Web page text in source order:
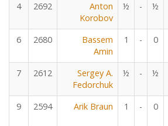
4 2692
Anton
Korobov
½ - ½
6 2680
Bassem
Amin
1 - 0
7 2612
Sergey A.
Fedorchuk
½ - ½
9 2594 Arik Braun 1 - 0